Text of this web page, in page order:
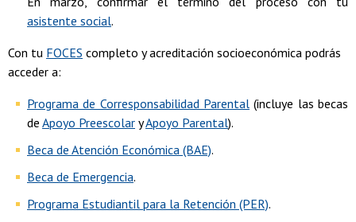
asistente social.
Con tu FOCES completo y acreditación socioeconómica podrás
acceder a:
Programa de Corresponsabilidad Parental (incluye las becas
de Apoyo Preescolar yApoyo Parental).
Beca de Atención Económica (BAE).
Beca de Emergencia.
Programa Estudiantil para la Retención (PER).